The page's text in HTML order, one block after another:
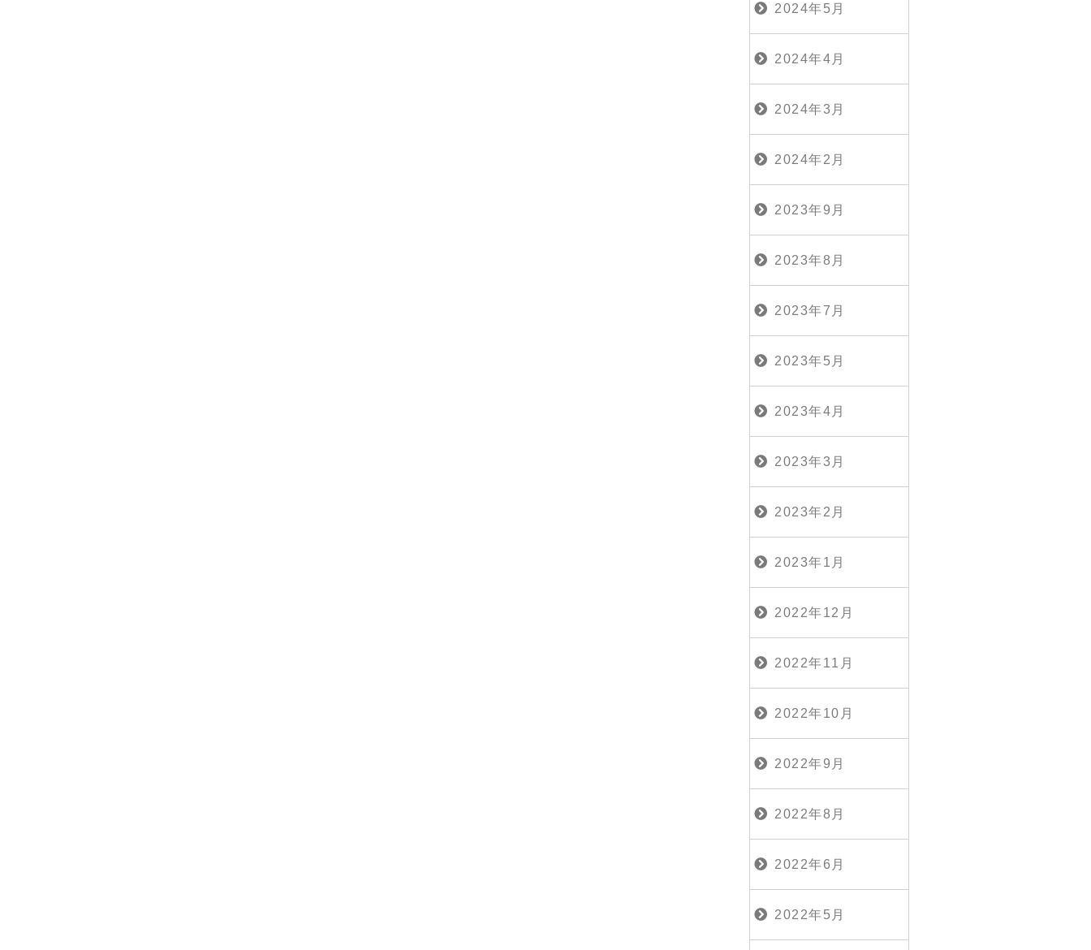
2024年5月
2024年4月
2024年3月
2024年2月
2023年9月
2023年8月
2023年7月
2023年5月
2023年4月
2023年3月
2023年2月
2023年1月
2022年12月
2022年11月
2022年10月
2022年9月
2022年8月
2022年6月
2022年5月